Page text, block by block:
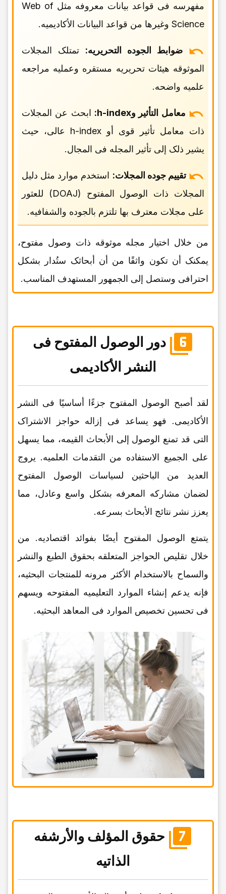
مفهرسه فی قواعد بیانات معروفه مثل Web of
Science وغیرها من قواعد البیانات الأکادیمیه.
ضوابط الجوده التحریریه: تمتلک المجلات
الموثوقه هیئات تحریریه مستقره وعملیه مراجعه
علمیه واضحه.
معامل التأثیر وh-index:
ابحث عن المجلات
ذات معامل تأثیر قوی أو h-index عالی، حیث
یشیر ذلک إلى تأثیر المجله فی المجال.
تقییم جوده المجلات: استخدم موارد مثل دلیل
المجلات ذات الوصول المفتوح (DOAJ) للعثور
على مجلات معترف بها تلتزم بالجوده والشفافیه.
من خلال اختیار مجله موثوقه ذات وصول مفتوح،
یمکنک أن تکون واثقًا من أن أبحاثک ستُدار بشکل
احترافی وستصل إلى الجمهور المستهدف المناسب.
دور الوصول المفتوح فی
النشر الأکادیمی
لقد أصبح الوصول المفتوح جزءًا أساسیًا فی النشر
الأکادیمی. فهو یساعد فی إزاله حواجز الاشتراک
التی قد تمنع الوصول إلى الأبحاث القیمه، مما یسهل
على الجمیع الاستفاده من التقدمات العلمیه. یروج
العدید من الباحثین لسیاسات الوصول المفتوح
لضمان مشارکه المعرفه بشکل واسع وعادل، مما
یعزز نشر نتائج الأبحاث بسرعه.
یتمتع الوصول المفتوح أیضًا بفوائد اقتصادیه. من
خلال تقلیص الحواجز المتعلقه بحقوق الطبع والنشر
والسماح بالاستخدام الأکثر مرونه للمنتجات البحثیه،
فإنه یدعم إنشاء الموارد التعلیمیه المفتوحه ویسهم
فی تحسین تخصیص الموارد فی المعاهد البحثیه.
حقوق المؤلف والأرشفه
الذاتیه